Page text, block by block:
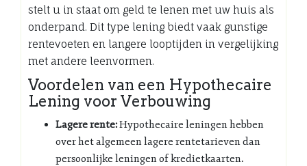
stelt u in staat om geld te lenen met uw huis als
onderpand. Dit type lening biedt vaak gunstige
rentevoeten en langere looptijden in vergelijking
met andere leenvormen.
Voordelen van een Hypothecaire
Lening voor Verbouwing
Lagere rente:Hypothecaire leningen hebben
over het algemeen lagere rentetarieven dan
persoonlijke leningen of kredietkaarten.